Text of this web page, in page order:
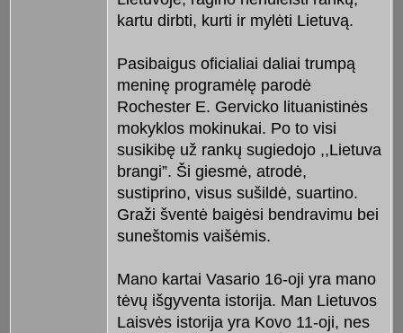
kartu dirbti, kurti ir mylėti Lietuvą.
Pasibaigus oficialiai daliai trumpą
meninę programėlę parodė
Rochester E. Gervicko lituanistinės
mokyklos mokinukai. Po to visi
susikibę už rankų sugiedojo ,,Lietuva
brangi”. Ši giesmė, atrodė,
sustiprino, visus sušildė, suartino.
Graži šventė baigėsi bendravimu bei
suneštomis vaišėmis.
Mano kartai Vasario 16-oji yra mano
tėvų išgyventa istorija. Man Lietuvos
Laisvės istorija yra Kovo 11-oji, nes